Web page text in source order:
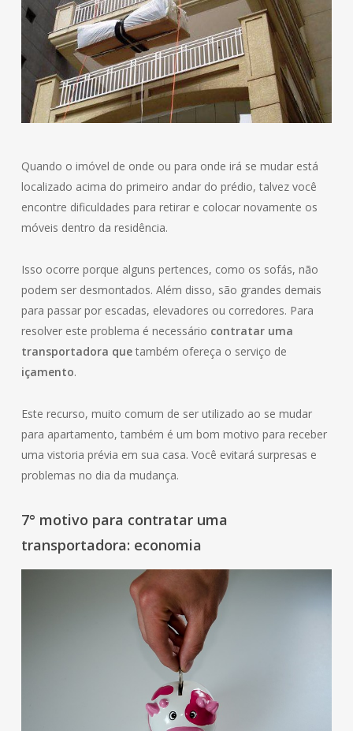
Quando o imóvel de onde ou para onde irá se mudar está
localizado acima do primeiro andar do prédio, talvez você
encontre dificuldades para retirar e colocar novamente os
móveis dentro da residência.
Isso ocorre porque alguns pertences, como os sofás, não
podem ser desmontados. Além disso, são grandes demais
para passar por escadas, elevadores ou corredores. Para
resolver este problema é necessário contratar uma
transportadora quetambém ofereça o serviço de
içamento.
Este recurso, muito comum de ser utilizado ao se mudar
para apartamento, também é um bom motivo para receber
uma vistoria prévia em sua casa. Você evitará surpresas e
problemas no dia da mudança.
7° motivo para contratar uma
transportadora: economia